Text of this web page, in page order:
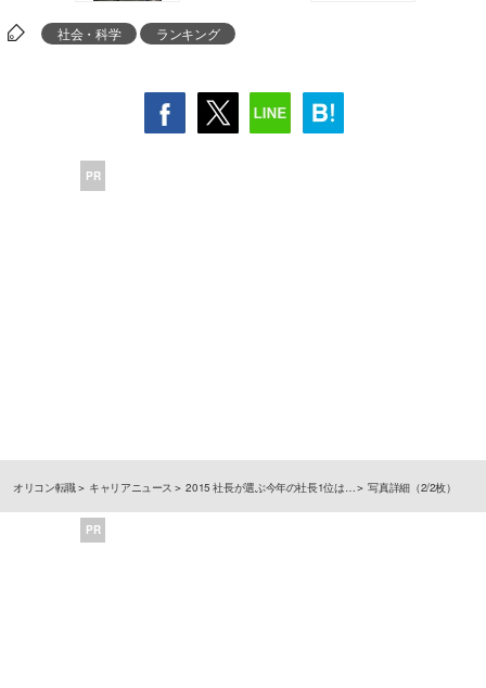
社会・科学 ランキング
PR
オリコン転職 キャリアニュース 2015 社長が選ぶ今年の社長1位は… 写真詳細（2/2枚）
PR